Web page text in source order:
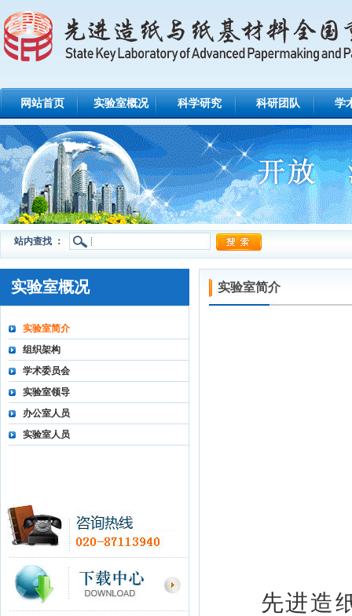
网站首页 实验室概况 科学研究 科研团队 学
站内查找 ：
实验室概况
实验室简介
组织架构
学术委员会
实验室领导
办公室人员
实验室人员
实验室简介
先进造纸